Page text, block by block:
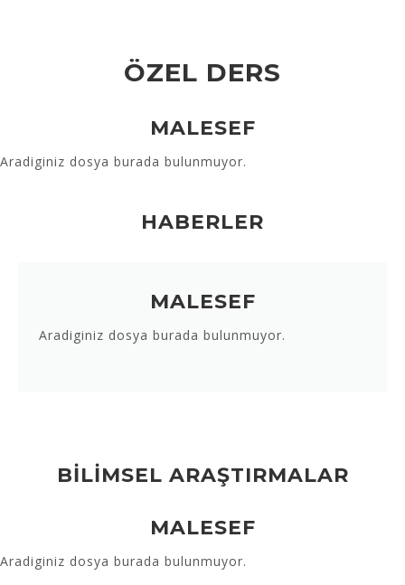
ÖZEL DERS
MALESEF
Aradiginiz dosya burada bulunmuyor.
HABERLER
MALESEF
Aradiginiz dosya burada bulunmuyor.
BİLİMSEL ARAŞTIRMALAR
MALESEF
Aradiginiz dosya burada bulunmuyor.